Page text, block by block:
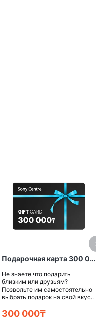
Подарочная карта 300 000 тенге
Не знаете что подарить
близким или друзьям?
Позвольте им самостоятельно
выбрать подарок на свой вкус..
300 000₸